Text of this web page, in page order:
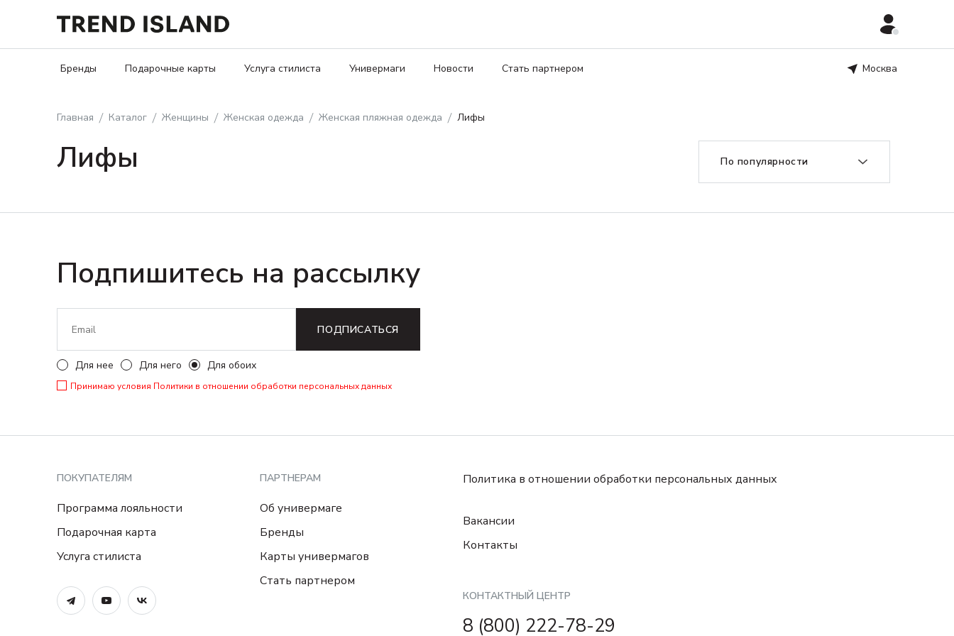
Бренды Подарочные карты Услуга стилиста Универмаги Новости Стать партнером Москва
Главная Каталог Женщины Женская одежда Женская пляжная одежда Лифы
Лифы По популярности
Подпишитесь на рассылку
ПОДПИСАТЬСЯ
Для нее Для него Для обоих
Принимаю условия Политики в отношении обработки персональных данных
ПОКУПАТЕЛЯМ
Программа лояльности
Подарочная карта
Услуга стилиста
ПАРТНЕРАМ
Об универмаге
Бренды
Карты универмагов
Стать партнером
Политика в отношении обработки персональных данных
Вакансии
Контакты
КОНТАКТНЫЙ ЦЕНТР
8 (800) 222-78-29